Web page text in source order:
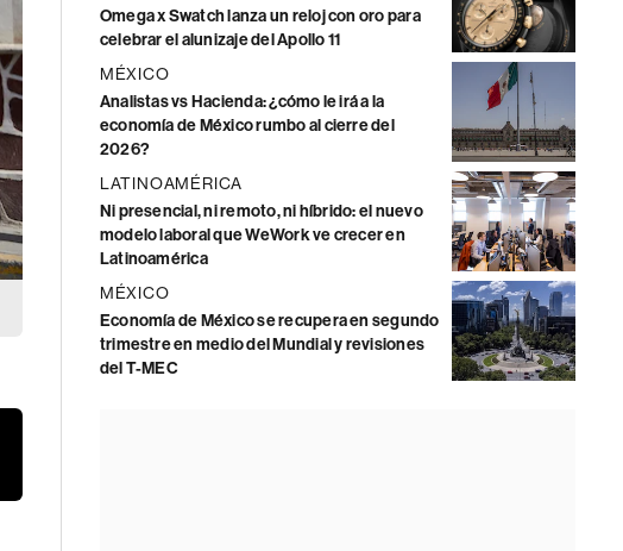
Omega x Swatch lanza un reloj con oro para
celebrar el alunizaje del Apollo 11
MÉXICO
Analistas vs Hacienda: ¿cómo le irá a la
economía de México rumbo al cierre del
2026?
LATINOAMÉRICA
Ni presencial, ni remoto, ni híbrido: el nuevo
modelo laboral que WeWork ve crecer en
Latinoamérica
MÉXICO
Economía de México se recupera en segundo
trimestre en medio del Mundial y revisiones
del T-MEC